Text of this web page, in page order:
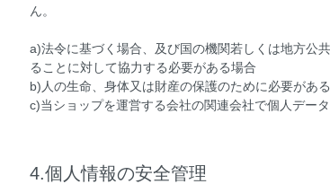
ん。
a)法令に基づく場合、及び国の機関若しくは地方公
ることに対して協力する必要がある場合
b)人の生命、身体又は財産の保護のために必要があ
c)当ショップを運営する会社の関連会社で個人デー
4.個人情報の安全管理